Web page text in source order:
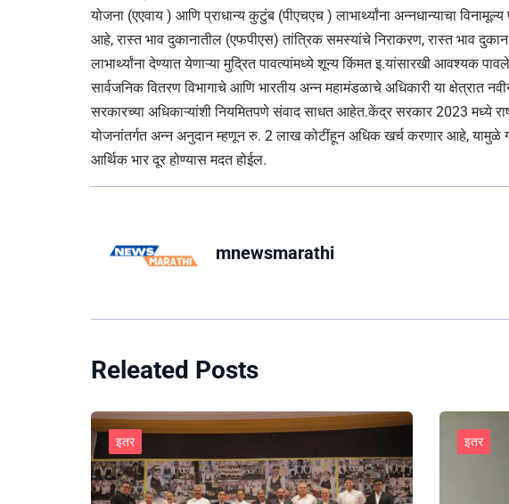
योजना (एएवाय ) आणि प्राधान्य कुटुंब (पीएचएच ) लाभार्थ्यांना अन्नधान्याचा
आहे, रास्त भाव दुकानातील (एफपीएस) तांत्रिक समस्यांचे निराकरण, रास्त भाव दुकान
लाभार्थ्यांना देण्यात येणाऱ्या मुद्रित पावत्यांमध्ये शून्य किंमत इ.यांसारखी आवश्यक
सार्वजनिक वितरण विभागाचे आणि भारतीय अन्न महामंडळाचे अधिकारी या क्षेत्रात
सरकारच्या अधिकाऱ्यांशी नियमितपणे संवाद साधत आहेत.केंद्र सरकार 2023 मध्ये
योजनांतर्गत अन्न अनुदान म्हणून रु. 2 लाख कोटींहून अधिक खर्च करणार आहे, यामुळे
आर्थिक भार दूर होण्यास मदत होईल.
mnewsmarathi
Releated Posts
इतर इतर